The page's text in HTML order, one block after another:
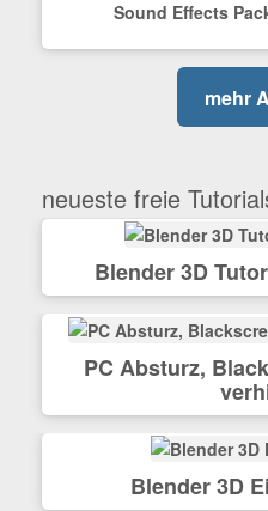
Sound Effects
mehr
neueste freie
Blender 3D
PC Absturz,
Blender 3D